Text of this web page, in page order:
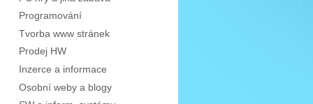
Programování
Tvorba www stránek
Prodej HW
Inzerce a informace
Osobní weby a blogy